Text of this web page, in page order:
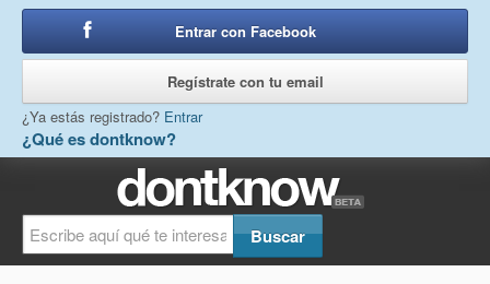
¿Qué es dontknow?
Entrar con Facebook
Regístrate con tu email
¿Ya estás registrado? Entrar